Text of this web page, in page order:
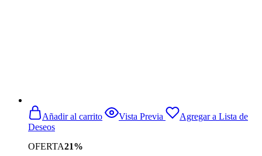
OFERTA21%
Añadir al carrito Vista Previa
Agregar a Lista de
Deseos